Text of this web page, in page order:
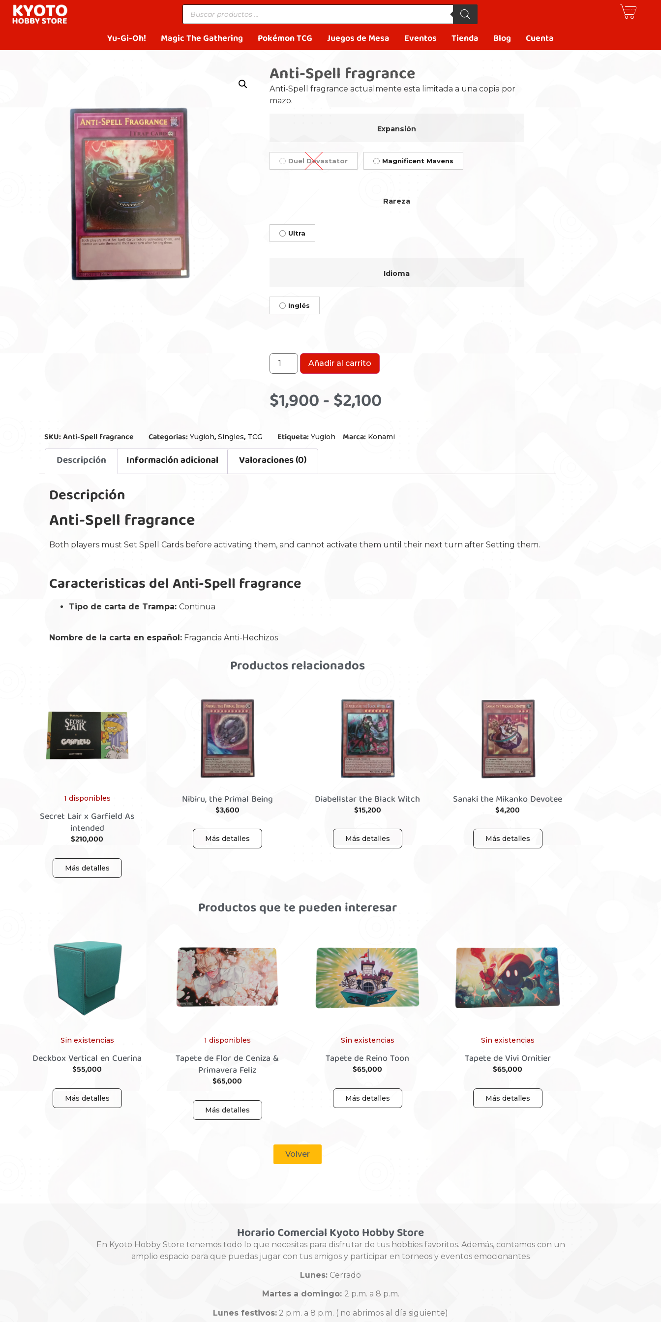
Yu-Gi-Oh! Magic The Gathering Pokémon TCG Juegos de Mesa Eventos Tienda Blog Cuenta
Anti-Spell fragrance
Anti-Spell fragrance actualmente esta limitada a una copia por
mazo.
Expansión
Duel Devastator Magnificent Mavens
Rareza
Ultra
Idioma
Inglés
Añadir al carrito
$1,900-$2,100
SKU:Anti-Spell fragrance Categorias: Yugioh, Singles, TCG Etiqueta: Yugioh Marca: Konami
Descripción Información adicional Valoraciones (0)
Descripción
Anti-Spell fragrance
Both players must Set Spell Cards before activating them, and cannot activate them until their next turn after Setting them.
Caracteristicas del Anti-Spell fragrance
Tipo de carta de Trampa: Continua
Nombre de la carta en español: Fragancia Anti-Hechizos
Productos relacionados
1 disponibles
Secret Lair x Garfield As
intended
$210,000
Más detalles
Nibiru, the Primal Being
$3,600
Más detalles
Diabellstar the Black Witch
$15,200
Más detalles
Sanaki the Mikanko Devotee
$4,200
Más detalles
Productos que te pueden interesar
Sin existencias
Deckbox Vertical en Cuerina
$55,000
Más detalles
1 disponibles
Tapete de Flor de Ceniza &
Primavera Feliz
$65,000
Más detalles
Sin existencias
Tapete de Reino Toon
$65,000
Más detalles
Sin existencias
Tapete de Vivi Ornitier
$65,000
Más detalles
Volver
Horario Comercial Kyoto Hobby Store
En Kyoto Hobby Store tenemos todo lo que necesitas para disfrutar de tus hobbies favoritos. Además, contamos con un
amplio espacio para que puedas jugar con tus amigos y participar en torneos y eventos emocionantes
Lunes: Cerrado
Martes a domingo: 2 p.m. a 8 p.m.
Lunes festivos: 2 p.m. a 8 p.m. ( no abrimos al día siguiente)